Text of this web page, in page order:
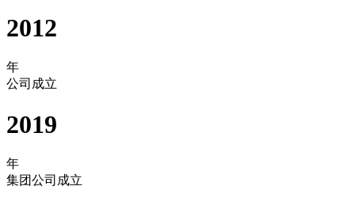
2012
年
公司成立
2019
年
集团公司成立